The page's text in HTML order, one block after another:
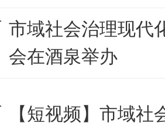
市域社会治理现代
会在酒泉举办
【短视频】市域